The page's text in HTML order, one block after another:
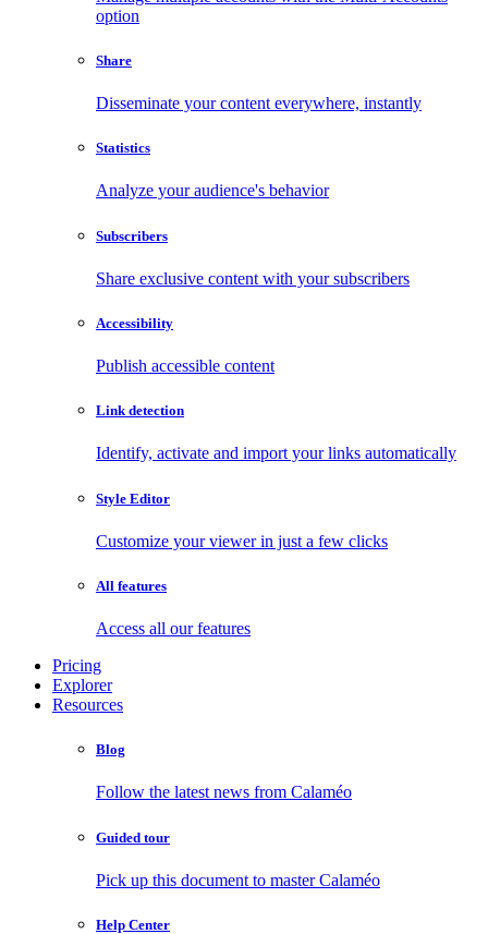
option
Share
Disseminate your content everywhere, instantly
Statistics
Analyze your audience's behavior
Subscribers
Share exclusive content with your subscribers
Accessibility
Publish accessible content
Link detection
Identify, activate and import your links automatically
Style Editor
Customize your viewer in just a few clicks
All features
Access all our features
Pricing
Explorer
Resources
Blog
Follow the latest news from Calaméo
Guided tour
Pick up this document to master Calaméo
Help Center